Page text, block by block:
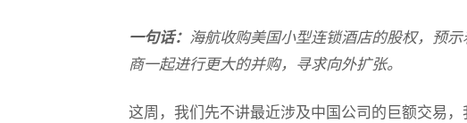
一句话： 海航收购美国小型连锁酒店的股权，预
商一起进行更大的并购，寻求向外扩张。
这周，我们先不讲最近涉及中国公司的巨额交易，